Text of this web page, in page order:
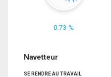
0.73 %
Navetteur
SE RENDRE AU TRAVAIL